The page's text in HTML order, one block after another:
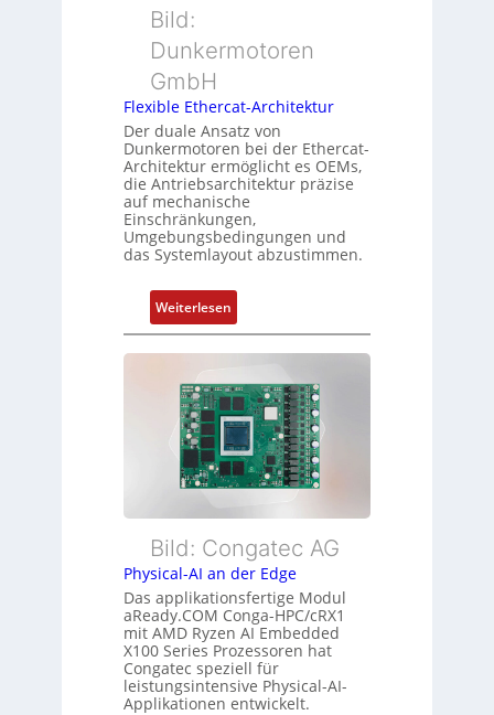
g
u
u
n
d
Z
u
s
t
d
b
e
r
w
a
u
n
g
y
s
o
r
g
t
f
ü
m
e
h
L
e
i
s
t
n
g
Bild:
Dunkermotoren
GmbH
Flexible Ethercat-Architektur
Der duale Ansatz von
Dunkermotoren bei der Ethercat-
Architektur ermöglicht es OEMs,
die Antriebsarchitektur präzise
auf mechanische
Einschränkungen,
Umgebungsbedingungen und
das Systemlayout abzustimmen.
Weiterlesen:
F
l
x
i
b
l
e
E
h
e
r
c
a
t
-
Bild: Congatec AG
Physical-AI an der Edge
Das applikationsfertige Modul
aReady.COM Conga-HPC/cRX1
mit AMD Ryzen AI Embedded
X100 Series Prozessoren hat
Congatec speziell für
leistungsintensive Physical-AI-
Applikationen entwickelt.